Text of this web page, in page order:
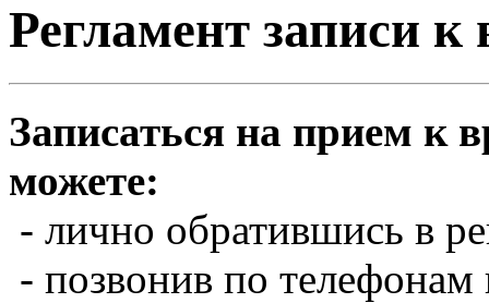
Регламент записи к
Записаться на прием к
можете:
- лично обратившись в
- позвонив по телефонам